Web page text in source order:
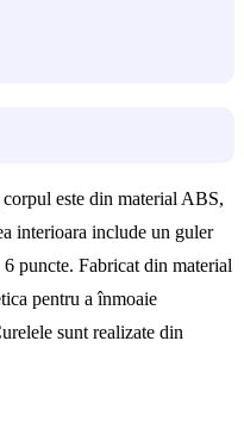
este din material ABS,
interioara include un guler
puncte. Fabricat din material
pentru a înmoaie
sunt realizate din